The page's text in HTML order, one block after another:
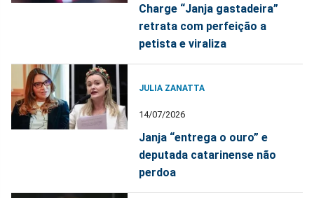
Charge “Janja gastadeira”
retrata com perfeição a
petista e viraliza
JULIA ZANATTA
14/07/2026
Janja “entrega o ouro” e
deputada catarinense não
perdoa